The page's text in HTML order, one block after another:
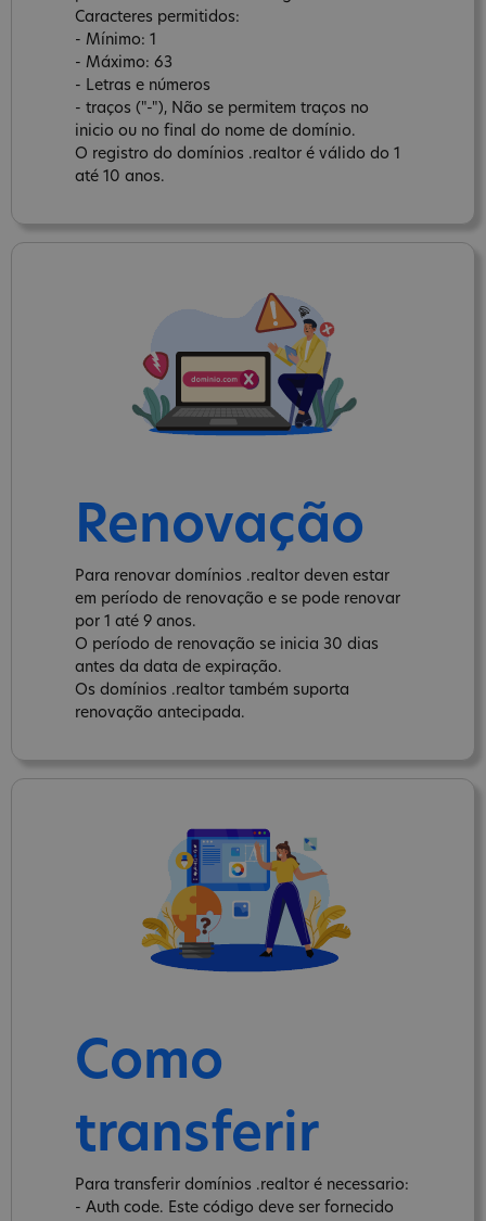
Caracteres permitidos:
- Mínimo: 1
- Máximo: 63
- Letras e números
- traços ("-"), Não se permitem traços no
inicio ou no final do nome de domínio.
O registro do domínios .realtor é válido do 1
até 10 anos.
Renovação
Para renovar domínios .realtor deven estar
em período de renovação e se pode renovar
por 1 até 9 anos.
O período de renovação se inicia 30 dias
antes da data de expiração.
Os domínios .realtor também suporta
renovação antecipada.
Como
transferir
Para transferir domínios .realtor é necessario:
- Auth code. Este código deve ser fornecido